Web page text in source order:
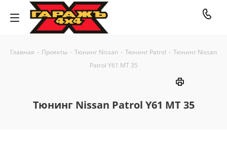
Главная - Проекты - Тюнинг Nissan - Тюнинг Patrol - Тюнинг Nissan
Patrol Y61 MT 35
Тюнинг Nissan Patrol Y61 MT 35